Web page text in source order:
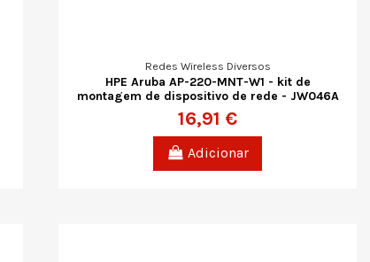
Redes Wireless Diversos
HPE Aruba AP-220-MNT-W1 - kit de
montagem de dispositivo de rede - JW046A
16,91 €
Adicionar